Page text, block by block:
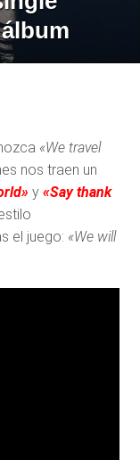
«We travel
nos traen un
y «Say thank
el juego: «We will